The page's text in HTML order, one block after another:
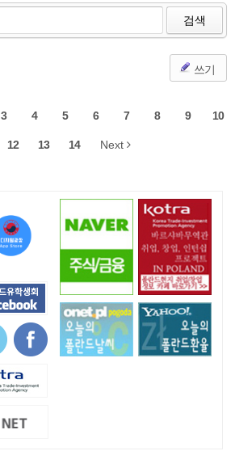
검색
쓰기
3 4 5 6 7 8 9 10
12 13 14 Next